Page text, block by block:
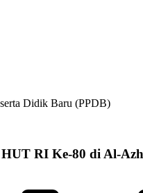
Didik Baru (PPDB)
RI Ke-80 di Al-